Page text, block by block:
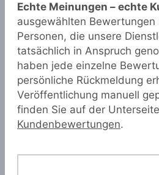
Echte Meinungen – echte
ausgewählten Bewertungen
Personen, die unsere
tatsächlich in Anspruch
haben jede einzelne
persönliche Rückmeldung
Veröffentlichung manuell
finden Sie auf der
Kundenbewertungen.